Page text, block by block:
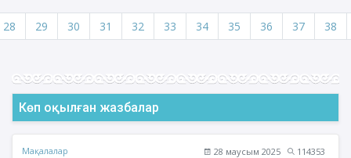
28 29 30 31 32 33 34 35 36 37 38
Көп оқылған жазбалар
Мақалалар 28 маусым 2025
114353